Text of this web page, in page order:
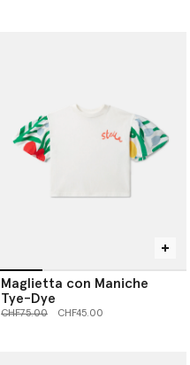
Maglietta con Maniche
Tye-Dye
Prezzo ridotto da
CHF75.00a CHF45.00